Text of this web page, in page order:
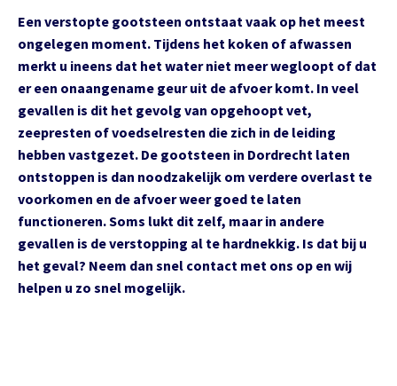
Een verstopte gootsteen ontstaat vaak op het meest
ongelegen moment. Tijdens het koken of afwassen
merkt u ineens dat het water niet meer wegloopt of dat
er een onaangename geur uit de afvoer komt. In veel
gevallen is dit het gevolg van opgehoopt vet,
zeepresten of voedselresten die zich in de leiding
hebben vastgezet. De gootsteen in Dordrecht laten
ontstoppen is dan noodzakelijk om verdere overlast te
voorkomen en de afvoer weer goed te laten
functioneren. Soms lukt dit zelf, maar in andere
gevallen is de verstopping al te hardnekkig. Is dat bij u
het geval? Neem dan snel contact met ons op en wij
helpen u zo snel mogelijk.